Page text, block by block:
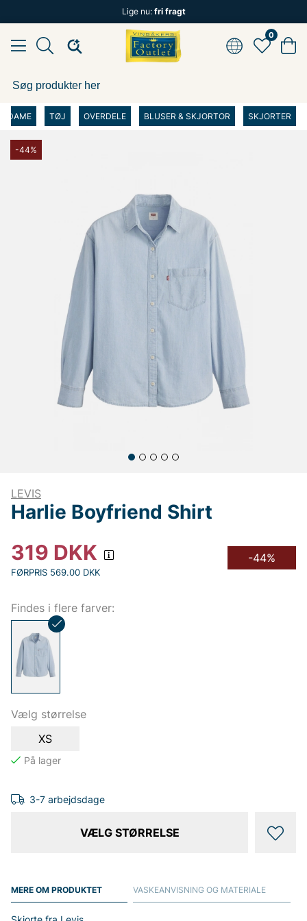
Lige nu: fri fragt
0
DAME TØJ OVERDELE BLUSER & SKJORTOR SKJORTER
-44%
LEVIS
Harlie Boyfriend Shirt
319 DKK
FØRPRIS 569.00 DKK
-44%
Findes i flere farver:
Vælg størrelse
XS
3-7 arbejdsdage
VÆLG STØRRELSE
MERE OM PRODUKTET VASKEANVISNING OG MATERIALE